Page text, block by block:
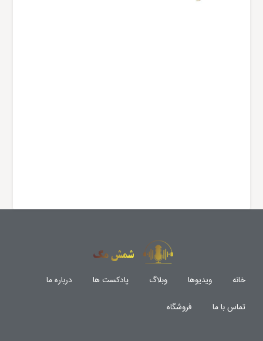
خانه ویدیوها وبلاگ پادکست ها درباره ما
تماس با ما فروشگاه